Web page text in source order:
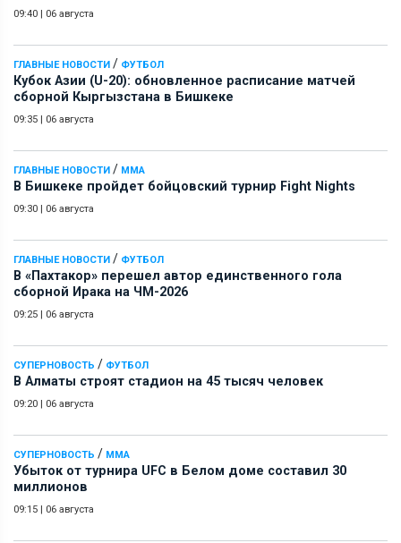
09:40 | 06 августа
ГЛАВНЫЕ НОВОСТИ / ФУТБОЛ
Кубок Азии (U-20): обновленное расписание матчей
сборной Кыргызстана в Бишкеке
09:35 | 06 августа
ГЛАВНЫЕ НОВОСТИ / ММА
В Бишкеке пройдет бойцовский турнир Fight Nights
09:30 | 06 августа
ГЛАВНЫЕ НОВОСТИ / ФУТБОЛ
В «Пахтакор» перешел автор единственного гола
сборной Ирака на ЧМ-2026
09:25 | 06 августа
СУПЕРНОВОСТЬ / ФУТБОЛ
В Алматы строят стадион на 45 тысяч человек
09:20 | 06 августа
СУПЕРНОВОСТЬ / ММА
Убыток от турнира UFC в Белом доме составил 30
миллионов
09:15 | 06 августа